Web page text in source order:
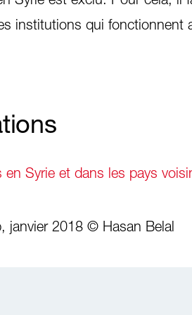
institutions qui fonctionnent
Syrie et dans les pays
janvier 2018 © Hasan Belal